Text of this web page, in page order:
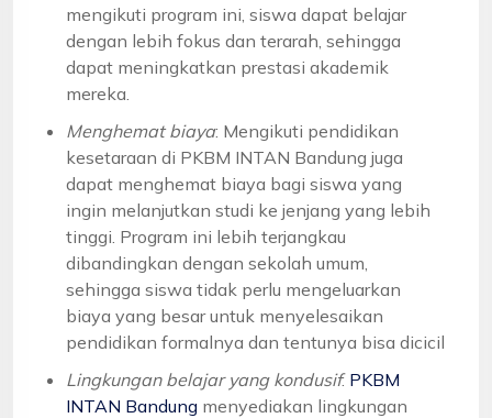
mengikuti program ini, siswa dapat belajar
dengan lebih fokus dan terarah, sehingga
dapat meningkatkan prestasi akademik
mereka.
Menghemat biaya: Mengikuti pendidikan
kesetaraan di PKBM INTAN Bandung juga
dapat menghemat biaya bagi siswa yang
ingin melanjutkan studi ke jenjang yang lebih
tinggi. Program ini lebih terjangkau
dibandingkan dengan sekolah umum,
sehingga siswa tidak perlu mengeluarkan
biaya yang besar untuk menyelesaikan
pendidikan formalnya dan tentunya bisa dicicil
Lingkungan belajar yang kondusif: PKBM
INTAN Bandung menyediakan lingkungan